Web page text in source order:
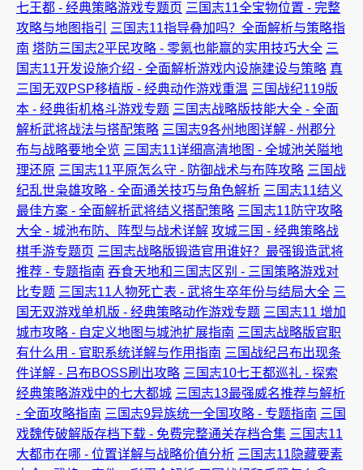
七王都 - 经典策略游戏专题页 三国志11全宝物位置 - 完整
攻略与地图指引
三国志11指导叠加吗？全面解析与策略指
南 塔防三国志2平民攻略 - 零氪也能赢的实用技巧大全 三
国志11开发设施介绍 - 全面解析游戏内设施建设与策略 真
三国无双PSP移植版 - 经典动作游戏重温 三国战纪119版
本 - 经典街机格斗游戏专题 三国志战略版技能大全 - 全面
解析武将战法与搭配策略 三国志9各州地图详解 - 州郡分
布与战略要地全览 三国志11详细高清地图 - 全城池关隘地
理还原 三国志11平原怎么守 - 防御战术与布阵攻略 三国战
纪乱世枭雄攻略 - 全面通关技巧与角色解析 三国志11结义
最佳方案 - 全面解析武将结义搭配策略 三国志11防守攻略
大全 - 城池布防、阵型与战术详解 攻城三国 - 经典策略战
棋手游专题页 三国志战略版锻造官用谁好？最强锻造武将
推荐 - 专题指南 吞食天地和三国志区别 - 三国策略游戏对
比专题 三国志11人物死亡表 - 武将生卒年份与结局大全 三
国无双游戏单机版 - 经典策略动作游戏专题 三国志11 增加
城市攻略 - 自定义地图与城池扩展指南 三国志战略版官职
有什么用 - 官职系统详解与作用指南 三国战纪吕布出现条
件详解 - 吕布BOSS刷出攻略 三国志10七王都巡礼 - 探索
经典策略游戏中的七大都城 三国志13最强威名推荐与解析
- 全面攻略指南 三国志9异族统一全国攻略 - 专题指南 三国
戏魏传破解版存档下载 - 免费完整通关存档合集 三国志11
大都市在哪 - 位置详解与战略价值分析 三国志11隐藏要素